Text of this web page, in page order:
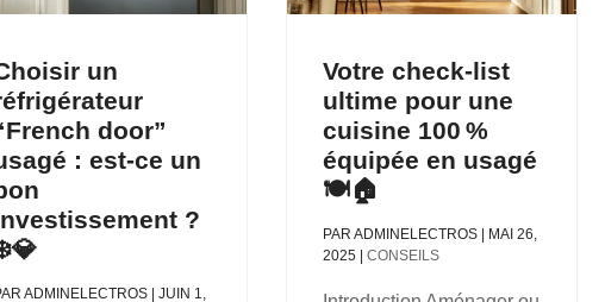
un
door”
: est-ce un
?
ADMINELECTROS |JUIN 1,
Votre check-list
ultime pour une
cuisine 100 %
équipée en usagé
🍽️🏠
PARADMINELECTROS | MAI 26,
2025 |CONSEILS